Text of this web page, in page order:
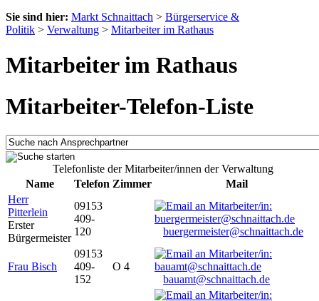
Sie sind hier: Markt Schnaittach > Bürgerservice &
Politik > Verwaltung > Mitarbeiter im Rathaus
Mitarbeiter im Rathaus
Mitarbeiter-Telefon-Liste
Telefonliste der Mitarbeiter/innen der Verwaltung
Name
Telefon Zimmer
Mail
Herr
Pitterlein
Erster
Bürgermeister
09153
409-
120
buergermeister@schnaittach.de
Frau Bisch
09153
409-
152
O 4
bauamt@schnaittach.de